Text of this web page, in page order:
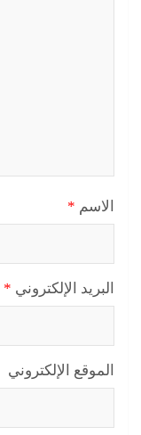
الاسم *
البريد الإلكتروني *
الموقع الإلكتروني